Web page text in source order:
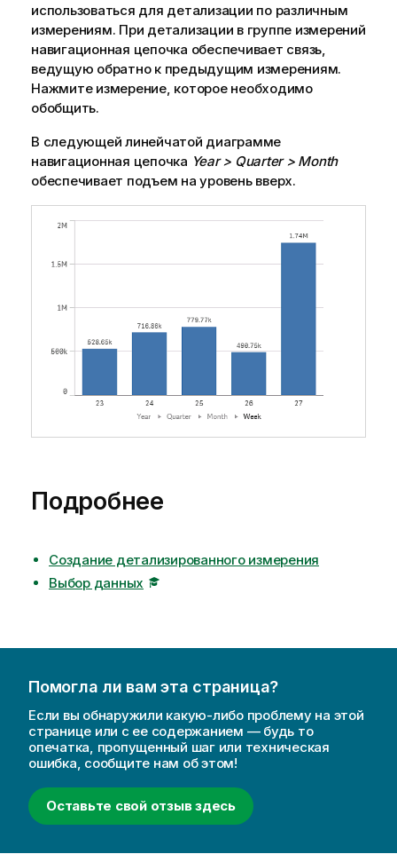
использоваться для детализации по различным
измерениям. При детализации в группе измерений
навигационная цепочка обеспечивает связь,
ведущую обратно к предыдущим измерениям.
Нажмите измерение, которое необходимо
обобщить.
В следующей линейчатой диаграмме
навигационная цепочка Year > Quarter > Month
обеспечивает подъем на уровень вверх.
Подробнее
Создание детализированного измерения
Выбор данных
Помогла ли вам эта страница?
Если вы обнаружили какую-либо проблему на этой
странице или с ее содержанием — будь то
опечатка, пропущенный шаг или техническая
ошибка, сообщите нам об этом!
Оставьте свой отзыв здесь